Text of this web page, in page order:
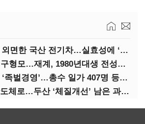
‘한국판 IRA’가 외면한 국산 전기차…실효성에 ‘의문’
김동관·정기선·구형모…재계, 1980년대생 전성시대
대기업, 여전한 ‘족벌경영’…총수 일가 407명 등기임원
중공업서 AI·반도체로…두산 ‘체질개선’ 남은 과제는